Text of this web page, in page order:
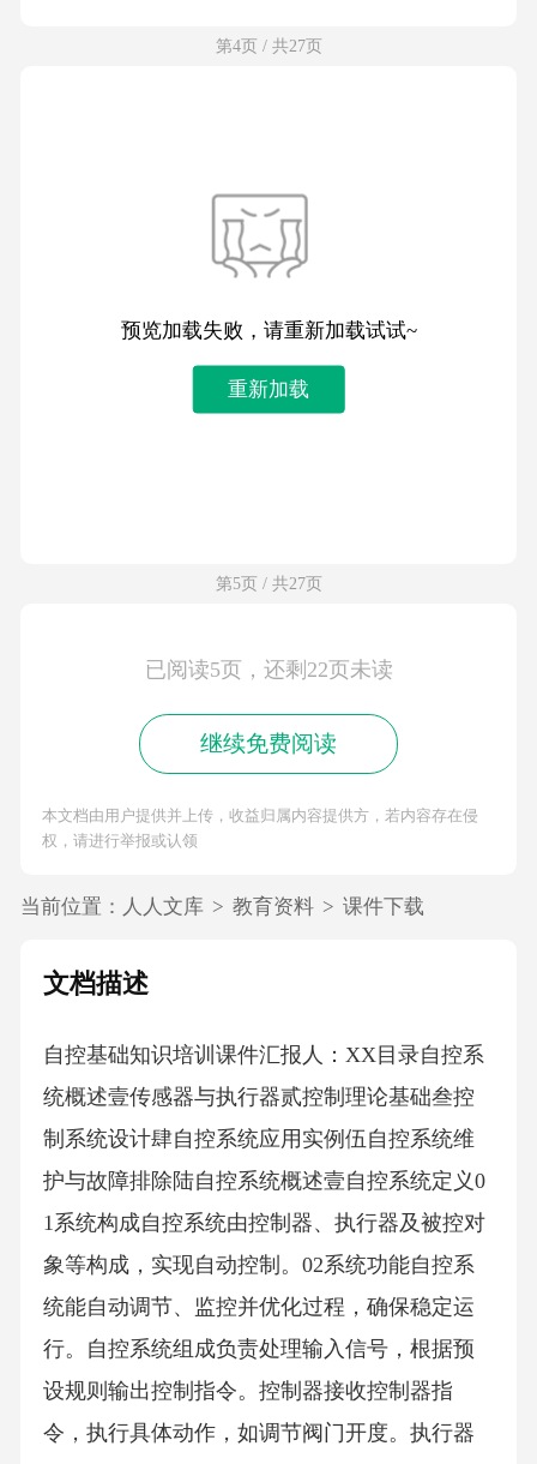
第4页 / 共27页
预览加载失败，请重新加载试试~
重新加载
第5页 / 共27页
已阅读5页，还剩22页未读
继续免费阅读
本文档由用户提供并上传，收益归属内容提供方，若内容存在侵
权，请进行举报或认领
当前位置： 人人文库 > 教育资料 > 课件下载
文档描述
自控基础知识培训课件汇报人：XX目录自控系
统概述壹传感器与执行器贰控制理论基础叁控
制系统设计肆自控系统应用实例伍自控系统维
护与故障排除陆自控系统概述壹自控系统定义0
1系统构成自控系统由控制器、执行器及被控对
象等构成，实现自动控制。02系统功能自控系
统能自动调节、监控并优化过程，确保稳定运
行。自控系统组成负责处理输入信号，根据预
设规则输出控制指令。控制器接收控制器指
令，执行具体动作，如调节阀门开度。执行器